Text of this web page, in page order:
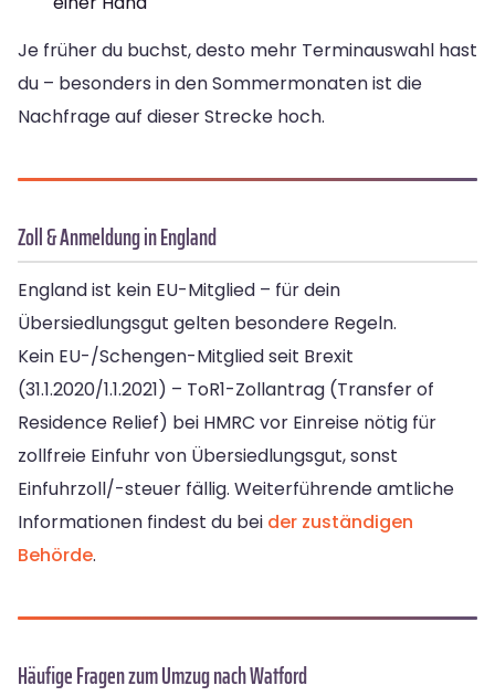
Je früher du buchst, desto mehr Terminauswahl hast
du – besonders in den Sommermonaten ist die
Nachfrage auf dieser Strecke hoch.
Zoll & Anmeldung in England
England ist kein EU-Mitglied – für dein
Übersiedlungsgut gelten besondere Regeln.
Kein EU-/Schengen-Mitglied seit Brexit
(31.1.2020/1.1.2021) – ToR1-Zollantrag (Transfer of
Residence Relief) bei HMRC vor Einreise nötig für
zollfreie Einfuhr von Übersiedlungsgut, sonst
Einfuhrzoll/-steuer fällig. Weiterführende amtliche
Informationen findest du bei der zuständigen
Behörde.
Häufige Fragen zum Umzug nach Watford